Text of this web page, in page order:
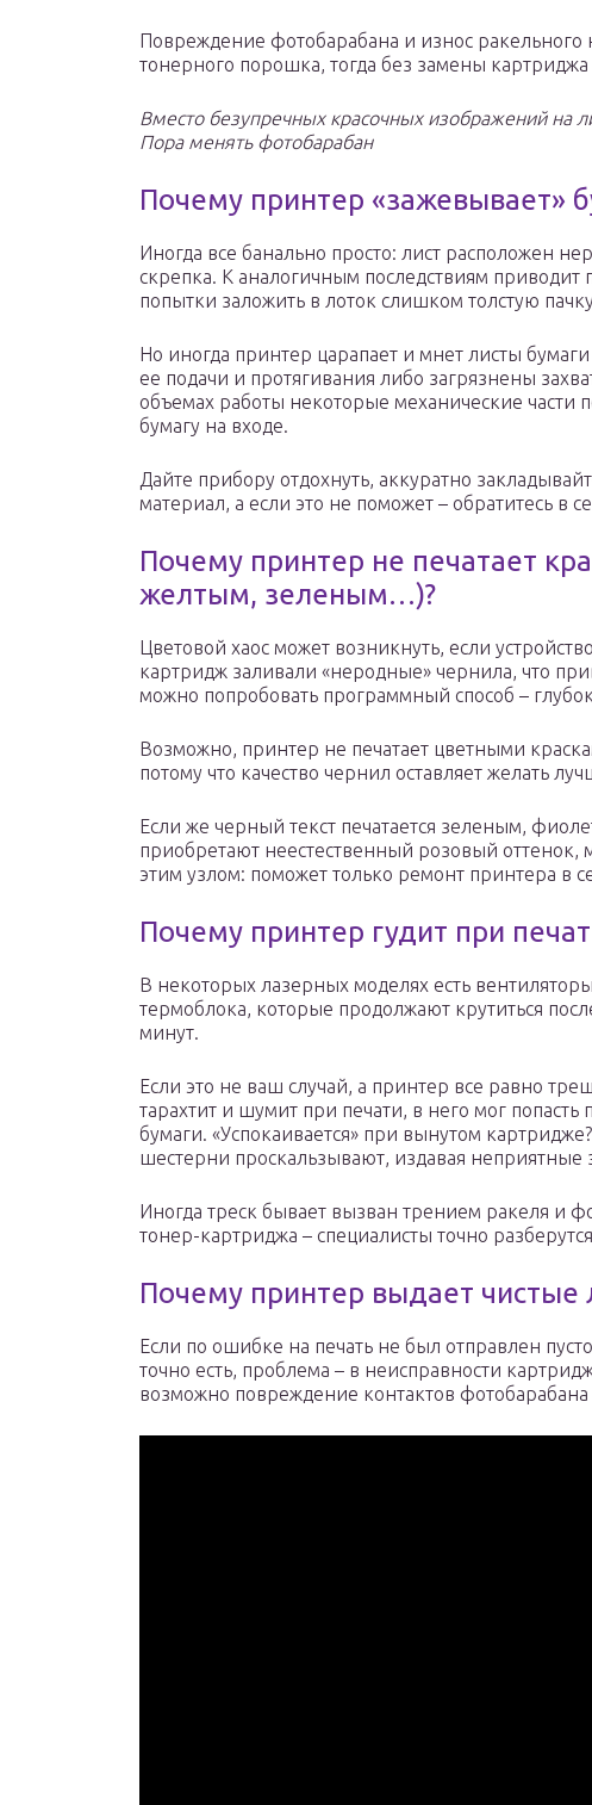
Повреждение фотобарабана и износ ракельного
тонерного порошка, тогда без замены картриджа
Вместо безупречных красочных изображений на
Пора менять фотобарабан
Почему принтер «зажевывает»
Иногда все банально просто: лист расположен
скрепка. К аналогичным последствиям приводит
попытки заложить в лоток слишком толстую
Но иногда принтер царапает и мнет листы
ее подачи и протягивания либо загрязнены
объемах работы некоторые механические части
бумагу на входе.
Дайте прибору отдохнуть, аккуратно
материал, а если это не поможет – обратитесь в
Почему принтер не печатает
желтым, зеленым…)?
Цветовой хаос может возникнуть, если
картридж заливали «неродные» чернила, что
можно попробовать программный способ –
Возможно, принтер не печатает цветными
потому что качество чернил оставляет желать
Если же черный текст печатается зеленым,
приобретают неестественный розовый оттенок,
этим узлом: поможет только ремонт принтера в
Почему принтер гудит при
В некоторых лазерных моделях есть
термоблока, которые продолжают крутиться
минут.
Если это не ваш случай, а принтер все равно
тарахтит и шумит при печати, в него мог
бумаги. «Успокаивается» при вынутом
шестерни проскальзывают, издавая неприятные
Иногда треск бывает вызван трением ракеля и
тонер-картриджа – специалисты точно
Почему принтер выдает чистые
Если по ошибке на печать не был отправлен
точно есть, проблема – в неисправности
возможно повреждение контактов